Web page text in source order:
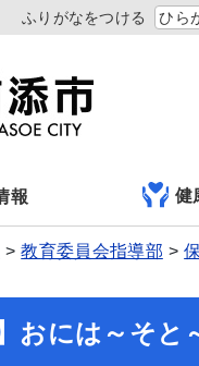
ふりがなをつける ひら
報 健
教育委員会指導部
おには～そと